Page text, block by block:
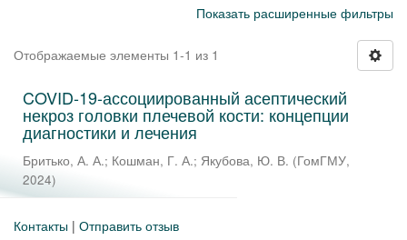
Показать расширенные фильтры
Отображаемые элементы 1-1 из 1
COVID-19-ассоциированный асептический
некроз головки плечевой кости: концепции
диагностики и лечения
Бритько, А. А.; Кошман, Г. А.; Якубова, Ю. В. (ГомГМУ,
2024)
Контакты | Отправить отзыв